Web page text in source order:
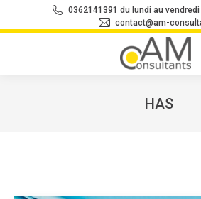
0362141391 du lundi au
contact@am-
HAS